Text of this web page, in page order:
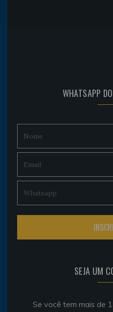
WHATSAPP
SEJA UM
Se você tem mais de